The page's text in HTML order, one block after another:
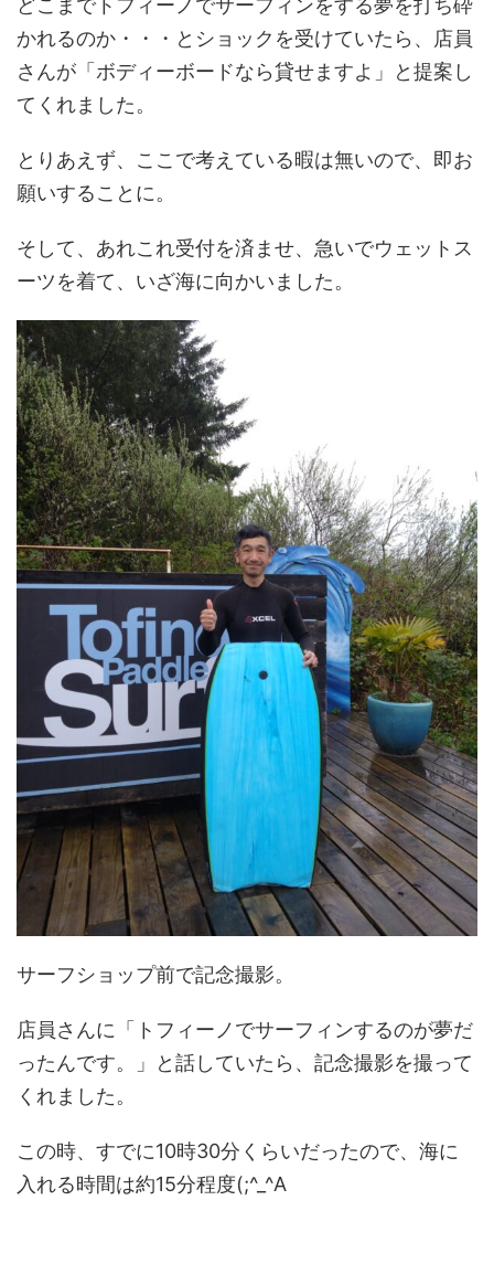
かれるのか・・・とショックを受けていたら、店員
さんが「ボディーボードなら貸せますよ」と提案し
てくれました。
とりあえず、ここで考えている暇は無いので、即お
願いすることに。
そして、あれこれ受付を済ませ、急いでウェットス
ーツを着て、いざ海に向かいました。
サーフショップ前で記念撮影。
店員さんに「トフィーノでサーフィンするのが夢だ
ったんです。」と話していたら、記念撮影を撮って
くれました。
この時、すでに10時30分くらいだったので、海に
入れる時間は約15分程度(;^_^A